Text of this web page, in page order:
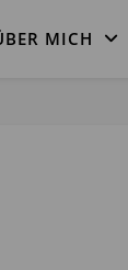
MICH